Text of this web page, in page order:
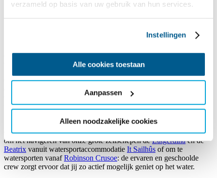
verzameld op basis van uw gebruik van hun services.
Instellingen
Alle cookies toestaan
Aanpassen
Alleen noodzakelijke cookies
Op vakantie wil je graag lekker actief zijn, fijne mensen ontmoeten
en lekker ontspannen. En ook belangrijk: je wil graag zelf de
touwtjes in handen houden. Bij SailWise kan dat letterlijk en
figuurlijk!
professionele nautische bemanningzorgt ervoor dat iedereen op
een veilige manier deel kan nemen aan de watersport. Of het nu gaat
om het navigeren van onze grote zeilschepen deLutgerdinaen de
Beatrix vanuit watersportaccommodatie It Sailhûs of om te
watersporten vanafRobinson Crusoe: de ervaren en geschoolde
crew zorgt ervoor dat jij zo actief mogelijk geniet op het water.